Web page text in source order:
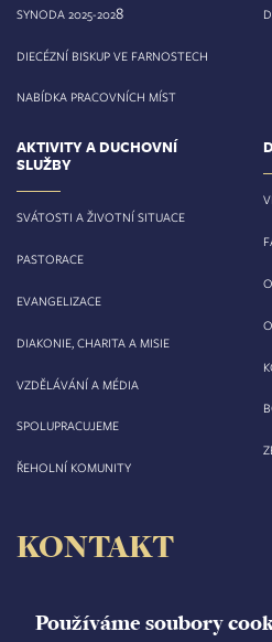
Používáme soubory
SYNODA 2025-2028
DIECÉZNÍ BISKUP VE FARNOSTECH
NABÍDKA PRACOVNÍCH MÍST
AKTIVITY A DUCHOVNÍ
SLUŽBY
SVÁTOSTI A ŽIVOTNÍ SITUACE
PASTORACE
EVANGELIZACE
DIAKONIE, CHARITA A MISIE
VZDĚLÁVÁNÍ A MÉDIA
SPOLUPRACUJEME
ŘEHOLNÍ KOMUNITY
KONTAKT
Velké náměstí 35/44
500 03 Hradec Králové